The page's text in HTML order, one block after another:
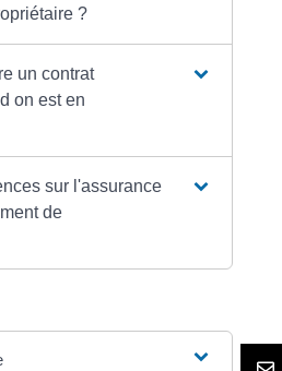
?
un contrat
on est en
sur l'assurance
de